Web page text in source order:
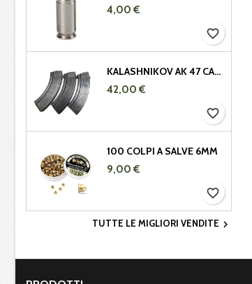
4,00 €
favorite_border
KALASHNIKOV AK 47 CARICATORE METALLICO 7,62X39 DA 29 COLPI
42,00 €
favorite_border
100 COLPI A SALVE 6MM
9,00 €
favorite_border
TUTTE LE MIGLIORI VENDITE 